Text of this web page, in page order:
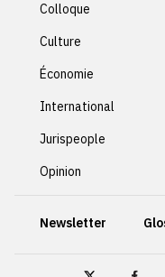
Colloque
Culture
Économie
International
Jurispeople
Opinion
Newsletter